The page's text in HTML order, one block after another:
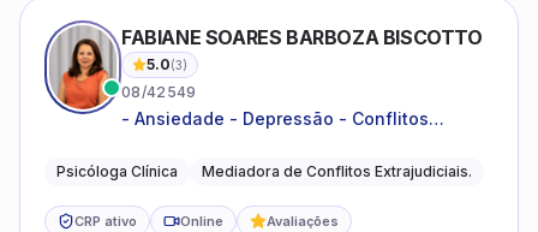
FABIANE SOARES BARBOZA BISCOTTO
5.0(3)
08/42549
- Ansiedade - Depressão - Conflitos
relacionamentos - Autoestima -
Psicóloga Clínica Mediadora de Conflitos Extrajudiciais.
CRP ativo Online Avaliações